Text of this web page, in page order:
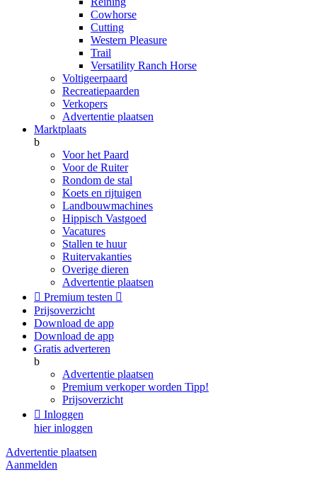
Cowhorse
Cutting
Western Pleasure
Trail
Versatility Ranch Horse
Voltigeerpaard
Recreatiepaarden
Verkopers
Advertentie plaatsen
Marktplaats
b
Voor het Paard
Voor de Ruiter
Rondom de stal
Koets en rijtuigen
Landbouwmachines
Hippisch Vastgoed
Vacatures
Stallen te huur
Ruitervakanties
Overige dieren
Advertentie plaatsen
 Premium testen 
Prijsoverzicht
Download de app
Download de app
Gratis adverteren
b
Advertentie plaatsen
Premium verkoper worden Tipp!
Prijsoverzicht
 Inloggen
hier inloggen
Advertentie plaatsen
Aanmelden